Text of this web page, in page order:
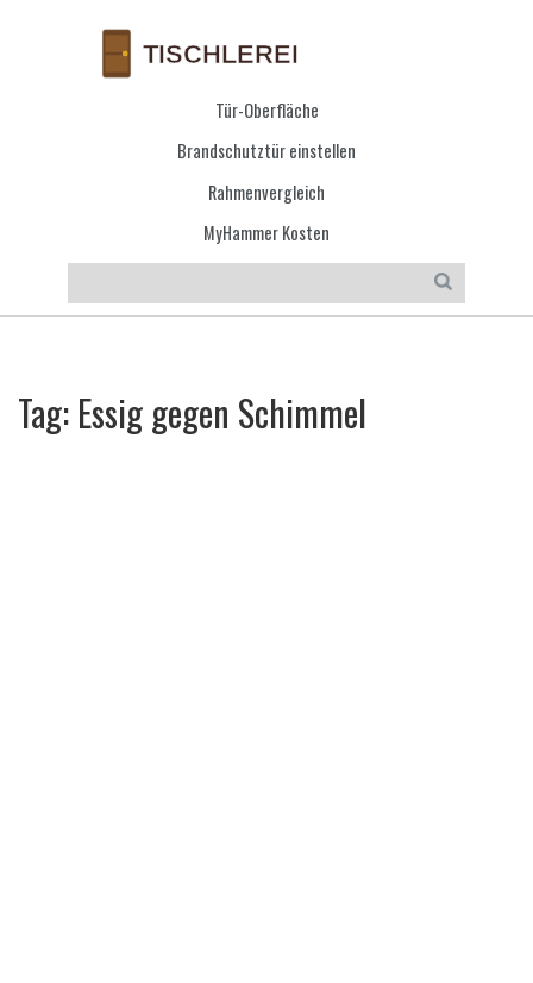
Tür-Oberfläche
Brandschutztür einstellen
Rahmenvergleich
MyHammer Kosten
Tag: Essig gegen Schimmel